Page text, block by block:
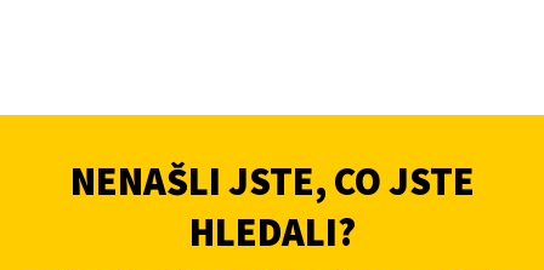
NENAŠLI JSTE, CO JSTE
HLEDALI?